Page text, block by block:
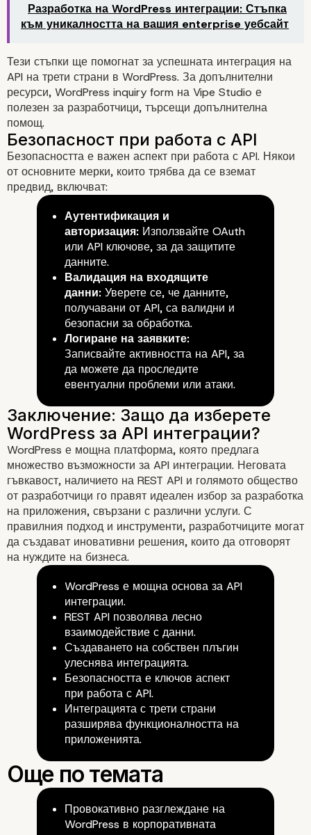
Интегриране на трети
Разработка на WordPress интеграции: Стъпка
към уникалността на вашия enterprise уебсайт
Тези стъпки ще помогнат за успешната интеграция на
API на трети страни в WordPress. За допълнителни
ресурси, WordPress inquiry form на Vipe Studio е
полезен за разработчици, търсещи допълнителна
помощ.
Безопасността е важен аспект при работа с API. Някои
от основните мерки, които трябва да се вземат
предвид, включват:
Аутентификация и
авторизация:Използвайте OAuth
или API ключове, за да защитите
данните.
Валидация на входящите
данни:Уверете се, че данните,
получавани от API, са валидни и
безопасни за обработка.
Логиране на заявките:
Записвайте активността на API, за
да можете да проследите
евентуални проблеми или атаки.
WordPress е мощна платформа, която предлага
множество възможности за API интеграции. Неговата
гъвкавост, наличието на REST API и голямото общество
от разработчици го правят идеален избор за разработка
на приложения, свързани с различни услуги. С
правилния подход и инструменти, разработчиците могат
да създават иновативни решения, които да отговорят
на нуждите на бизнеса.
WordPress е мощна основа за API
интеграции.
REST API позволява лесно
взаимодействие с данни.
Създаването на собствен плъгин
улеснява интеграцията.
Безопасността е ключов аспект
при работа с API.
Интеграцията с трети страни
разширява функционалността на
приложенията.
Провокативно разглеждане на
WordPress в корпоративната